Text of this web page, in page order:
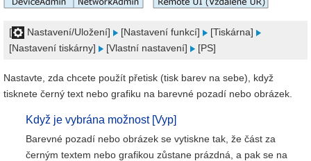
[ Nastavení/Uložení] [Nastavení funkcí]
[Tiskárna]
[Nastavení tiskárny]
[Vlastní nastavení] [PS]
Nastavte, zda chcete použít přetisk (tisk barev na sebe), když
tisknete černý text nebo grafiku na barevné pozadí nebo obrázek.
Když je vybrána možnost [Vyp]
Barevné pozadí nebo obrázek se vytiskne tak, že část za
černým textem nebo grafikou zůstane prázdná, a pak se na